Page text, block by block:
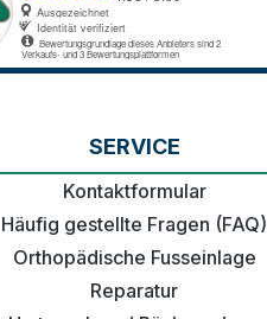
SERVICE
Kontaktformular
Häufig gestellte Fragen (FAQ)
Orthopädische Fusseinlage
Reparatur